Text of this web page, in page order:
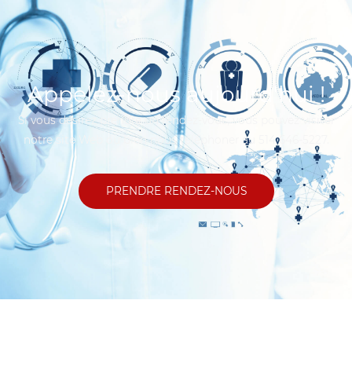
Appelez-nous aujourd'hui !
Si vous désirez prendre un rendez-vous, vous pouvez visiter
notre site Web ou bien nous téléphoner au 514 646-5227.
PRENDRE RENDEZ-NOUS